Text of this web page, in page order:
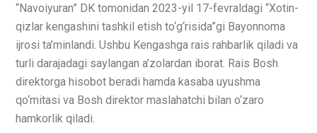
“Navoiyuran” DK tomonidan 2023-yil 17-fevraldagi “Xotin-
qizlar kengashini tashkil etish to‘g‘risida”gi Bayonnoma
ijrosi ta’minlandi. Ushbu Kengashga rais rahbarlik qiladi va
turli darajadagi saylangan a’zolardan iborat. Rais Bosh
direktorga hisobot beradi hamda kasaba uyushma
qo‘mitasi va Bosh direktor maslahatchi bilan o‘zaro
hamkorlik qiladi.